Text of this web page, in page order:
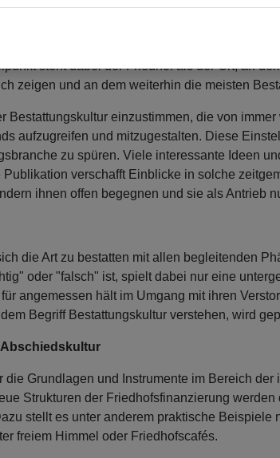
von WEKA Media bietet umfassende
steht dabei der Friedhof als der Ort, an
zeigen und an dem weiterhin die meisten
Bestattungskultur einzustimmen, die von
aufzugreifen und mitzugestalten. Diese
zu spüren. Viele interessante Ideen
verschafft Einblicke in solche
ihnen offen begegnen und sie als Antrieb
die Art zu bestatten mit allen begleitenden
oder "falsch" ist, spielt dabei nur eine
angemessen hält im Umgang mit ihren
Begriff Bestattungskultur verstehen, wird
Grundlagen und Instrumente im Bereich
Strukturen der Friedhofsfinanzierung
stellt es unter anderem praktische
freiem Himmel oder Friedhofscafés.